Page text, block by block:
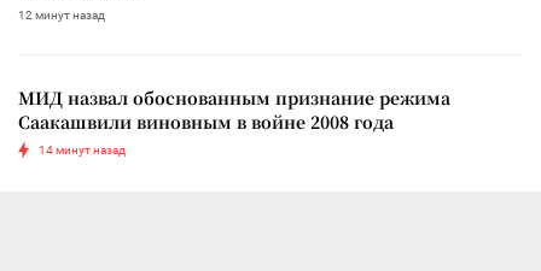
12 минут назад
МИД назвал обоснованным признание режима
Саакашвили виновным в войне 2008 года
14 минут назад